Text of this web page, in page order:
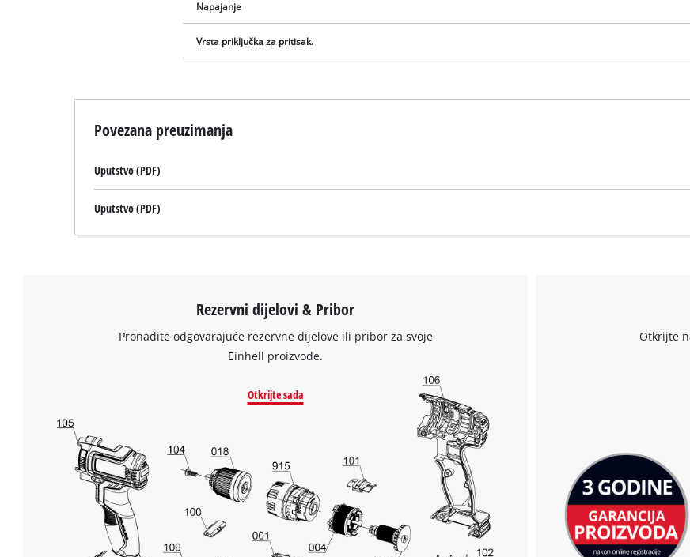
the site with their CMP to add this content
Napajanje
Vrsta priključka za pritisak.
Povezana preuzimanja
Uputstvo (PDF)
Uputstvo (PDF)
Rezervni dijelovi & Pribor
Pronađite odgovarajuće rezervne dijelove ili pribor za svoje
Einhell proizvode.
Otkrijte sada
Otkrijte